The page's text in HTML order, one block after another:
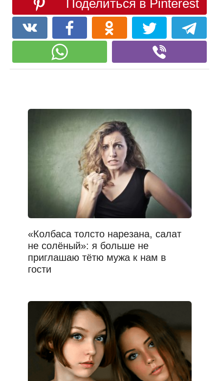
Поделиться в Pinterest
«Колбаса толсто нарезана, салат
не солёный»: я больше не
приглашаю тётю мужа к нам в
гости